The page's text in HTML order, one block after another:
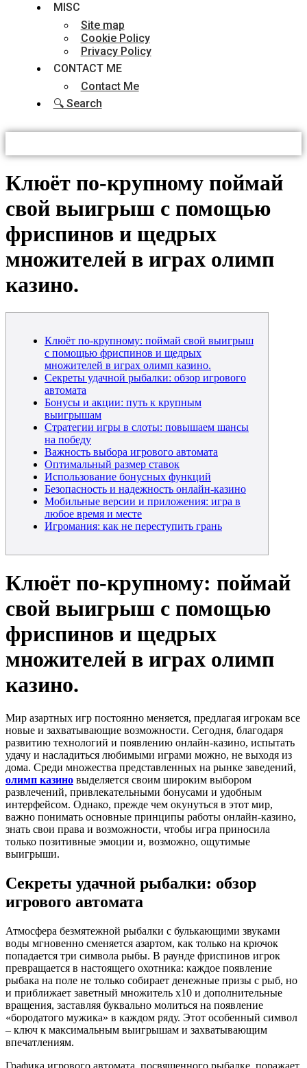
MISC
Site map
Cookie Policy
Privacy Policy
CONTACT ME
Contact Me
🔍 Search
Клюёт по-крупному поймай
свой выигрыш с помощью
фриспинов и щедрых
множителей в играх олимп
казино.
Клюёт по-крупному: поймай свой выигрыш
с помощью фриспинов и щедрых
множителей в играх олимп казино.
Секреты удачной рыбалки: обзор игрового
автомата
Бонусы и акции: путь к крупным
выигрышам
Стратегии игры в слоты: повышаем шансы
на победу
Важность выбора игрового автомата
Оптимальный размер ставок
Использование бонусных функций
Безопасность и надежность онлайн-казино
Мобильные версии и приложения: игра в
любое время и месте
Игромания: как не переступить грань
Клюёт по-крупному: поймай
свой выигрыш с помощью
фриспинов и щедрых
множителей в играх олимп
казино.
Мир азартных игр постоянно меняется, предлагая игрокам все
новые и захватывающие возможности. Сегодня, благодаря
развитию технологий и появлению онлайн-казино, испытать
удачу и насладиться любимыми играми можно, не выходя из
дома. Среди множества представленных на рынке заведений,
олимп казино выделяется своим широким выбором
развлечений, привлекательными бонусами и удобным
интерфейсом. Однако, прежде чем окунуться в этот мир,
важно понимать основные принципы работы онлайн-казино,
знать свои права и возможности, чтобы игра приносила
только позитивные эмоции и, возможно, ощутимые
выигрыши.
Секреты удачной рыбалки: обзор
игрового автомата
Атмосфера безмятежной рыбалки с булькающими звуками
воды мгновенно сменяется азартом, как только на крючок
попадается три символа рыбы. В раунде фриспинов игрок
превращается в настоящего охотника: каждое появление
рыбака на поле не только собирает денежные призы с рыб, но
и приближает заветный множитель x10 и дополнительные
вращения, заставляя буквально молиться на появление
«бородатого мужика» в каждом ряду. Этот особенный символ
– ключ к максимальным выигрышам и захватывающим
впечатлениям.
Графика игрового автомата, посвященного рыбалке, поражает